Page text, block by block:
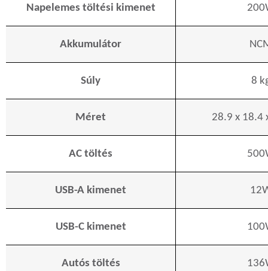
Napelemes töltési kimenet
Akkumulátor
Súly 8
Méret 28.9 x 18.4
AC töltés
USB-A kimenet
USB-C kimenet
Autós töltés